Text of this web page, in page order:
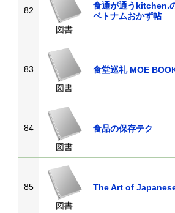
82
図書
食通が通うkitchen.
ベトナムおかず帖
83
図書
食堂巡礼 MOE
84
図書
食品の保存テク
85
図書
The Art of